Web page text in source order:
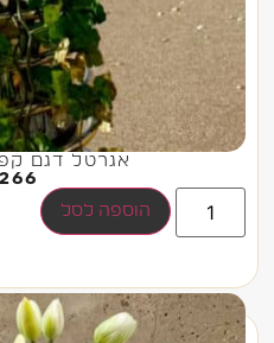
אגרטל דגם
266
הוספה לסל